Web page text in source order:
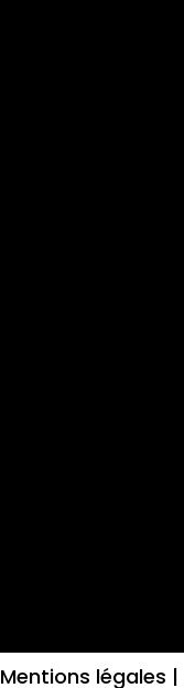
Mentions légales |